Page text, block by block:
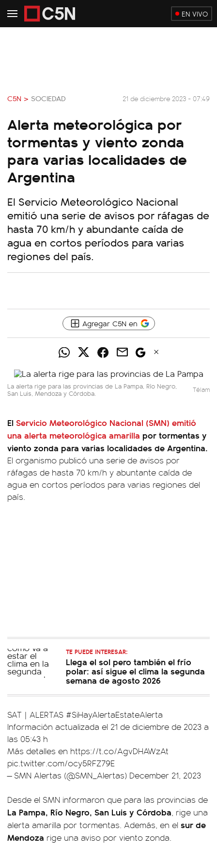
EN VIVO
C5N > SOCIEDAD 21 de diciembre 2023 - 07:49
Alerta meteorológica por
tormentas y viento zonda
para varias localidades de
Argentina
El Servicio Meteorológico Nacional
emitió una serie de avisos por ráfagas de
hasta 70 km/h y abundante caída de
agua en cortos períodos para varias
regiones del país.
Agregar C5N en
La alerta rige para las provincias de La Pampa, Río Negro,
San Luis, Mendoza y Córdoba. Télam
El Servicio Meteorológico Nacional (SMN) emitió
una alerta meteorológica amarilla por tormentas y
viento zonda para varias localidades de Argentina.
El organismo publicó una serie de avisos por
ráfagas de hasta 70 km/h y abuntante caída de
agua en cortos períodos para varias regiones del
país.
TE PUEDE INTERESAR:
Llega el sol pero también el frío
polar: así sigue el clima la segunda
semana de agosto 2026
SAT | ALERTAS #SiHayAlertaEstateAlerta
Información actualizada el 21 de diciembre de 2023 a
las 05:43 h
Más detalles en https://t.co/AgvDHAWzAt
pic.twitter.com/ocy5RFZ79E
— SMN Alertas (@SMN_Alertas) December 21, 2023
Desde el SMN informaron que para las provincias de
La Pampa, Río Negro, San Luis y Córdoba, rige una
alerta amarilla por tormentas. Además, en el sur de
Mendoza rige una aviso por viento zonda.